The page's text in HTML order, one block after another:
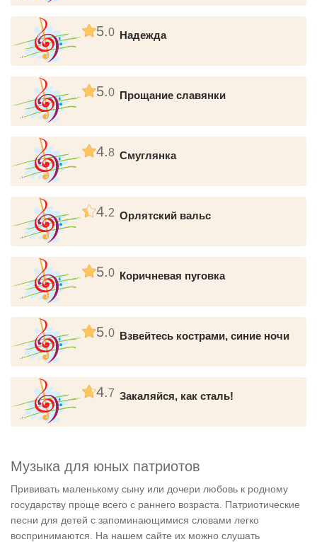
5.0 Надежда
5.0 Прощание славянки
4.8 Смуглянка
4.2 Орлятский вальс
5.0 Коричневая пуговка
5.0 Взвейтесь кострами, синие ночи
4.7 Закаляйся, как сталь!
Музыка для юных патриотов
Прививать маленькому сыну или дочери любовь к родному
государству проще всего с раннего возраста. Патриотические
песни для детей с запоминающимися словами легко
воспринимаются. На нашем сайте их можно слушать